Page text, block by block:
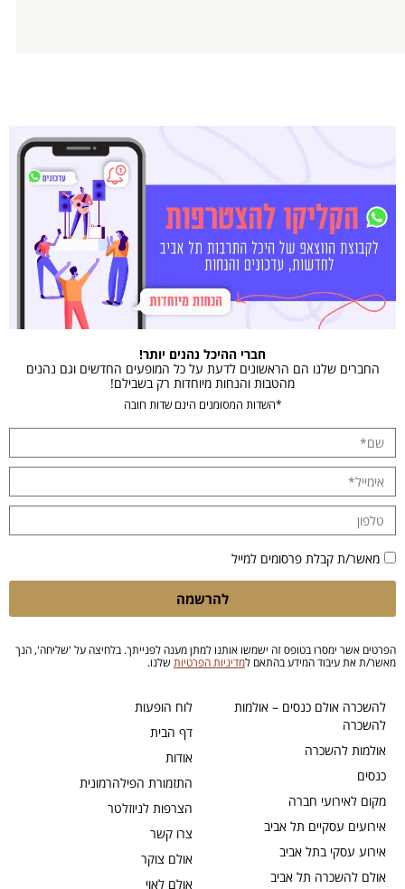
לוח הופעות
דף הבית
אודות
התזמורת הפילהרמונית
הצרפות לניוזלטר
צרו קשר
אולם צוקר
אולם לאוי
להשכרה אולם כנסים – אולמות
להשכרה
אולמות להשכרה
כנסים
מקום לאירועי חברה
אירועים עסקיים תל אביב
אירוע עסקי בתל אביב
אולם להשכרה תל אביב
חברי ההיכל נהנים יותר!
החברים שלנו הם הראשונים לדעת על כל המופעים החדשים וגם נהנים
מהטבות והנחות מיוחדות רק בשבילם!
*השדות המסומנים הינם שדות חובה
מאשר/ת קבלת פרסומים למייל
להרשמה
הפרטים אשר ימסרו בטופס זה ישמשו אותנו למתן מענה לפנייתך. בלחיצה על 'שליחה', הנך
מאשר/ת את עיבוד המידע בהתאם למדיניות הפרטיות שלנו.